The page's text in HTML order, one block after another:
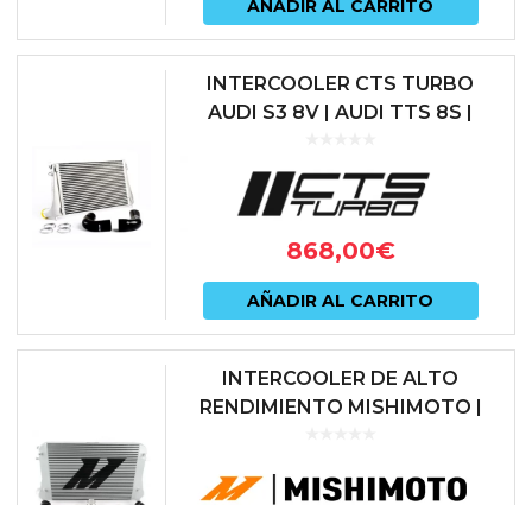
AÑADIR AL CARRITO
INTERCOOLER CTS TURBO
AUDI S3 8V | AUDI TTS 8S |
OCTAVIA 5E vRS |
VOLKSWAGEN GOLF ...
868,00€
AÑADIR AL CARRITO
INTERCOOLER DE ALTO
RENDIMIENTO MISHIMOTO |
06